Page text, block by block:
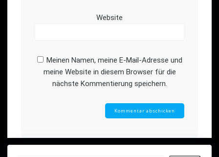
Website
Meinen Namen, meine E-Mail-Adresse und
meine Website in diesem Browser für die
nächste Kommentierung speichern.